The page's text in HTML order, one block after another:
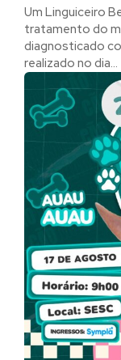
Um Linguiceiro
tratamento do
diagnosticado
realizado no dia...